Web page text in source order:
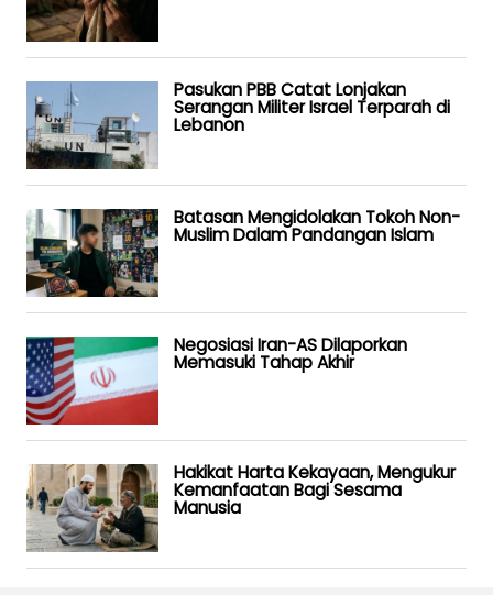
Pasukan PBB Catat Lonjakan
Serangan Militer Israel Terparah di
Lebanon
Batasan Mengidolakan Tokoh Non-
Muslim Dalam Pandangan Islam
Negosiasi Iran-AS Dilaporkan
Memasuki Tahap Akhir
Hakikat Harta Kekayaan, Mengukur
Kemanfaatan Bagi Sesama
Manusia